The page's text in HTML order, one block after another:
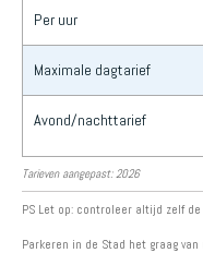
Per uur
Maximale dagtarief
Avond/nachttarief
Tarieven aangepast: 2026
PS Let op: controleer altijd zelf
Parkeren in de Stad het graag van